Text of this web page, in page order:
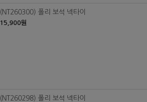
(NT260300) 폴리 보석 넥타이
15,900원
(NT260298) 폴리 보석 넥타이